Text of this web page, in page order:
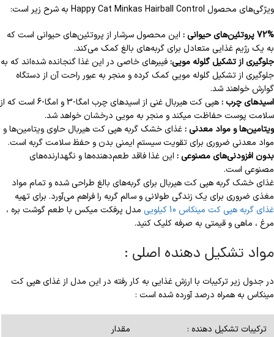
ویژگی‌های محصول Happy Cat Minkas Hairball Control به شرح زیر است:
72% پروتئین‌های حیوانی :
این محصول سرشار از پروتئین‌های حیوانی است که
به یک رژیم غذایی متعادل برای گربه‌های بالغ کمک می‌کند.
جلوگیری از تشکیل گلوله مویی:فیبرهای خاصی در این غذا گنجانده شده‌اند که به
جلوگیری از تشکیل گلوله مویی کمک کرده و منجر به عبور راحت آن از دستگاه
گوارش خواهند شد.
اسیدهای چرب :
هپی کت هیربال غنی از اسیدهای چرب امگا-3 و امگا-6 است که از
سلامت پوست حفاظت میکند و منجر به مویی درخشان خواهد شد.
ویتامین‌ها و مواد معدنی :غذای خشک گربه هپی کت هیربال حاوی ویتامین‌ها و
مواد معدنی ضروری برای تقویت سیستم ایمنی بدن و حفظ سلامت گربه است.
بدون افزودنی‌های مصنوعی : این غذا فاقد طعم‌دهنده‌ها و نگهدارنده‌های
مصنوعی است.
غذای خشک گربه هپی کت هیربال برای گربه‌های بالغ طراحی شده و تمام مواد
مغذی ضروری برای یک زندگی طولانی و سالم گربه را فراهم می‌آورد. برای تهیه
غذای گربه هپی کت مینکاس 10 کیلویی
مدل پرفکت میکس با طعم گوشت بره ،
مرغ ، ماهی و قیمتی به صرفه کلیک کنید.
مواد تشکیل دهنده اصلی :
در جدول زیر ترکیبات با ارزش غذایی به کار رفته در این مدل از غذای هپی کت
مینکاس به همراه درصد آورده شده است :
ترکیبات تشکیل دهنده : مقدار